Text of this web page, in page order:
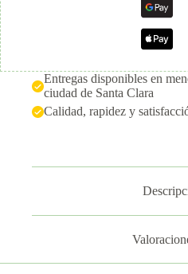
Entregas disponibles en
ciudad de Santa Clara
Calidad, rapidez y